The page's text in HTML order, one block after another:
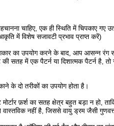
चाहिए, एक ही स्थिति में चिपकाए
में विशेष सजावटी प्रभाव प्राप्त करें)
का उपयोग करने के बाद, आप आसन्न
में एक पैटर्न या दिशात्मक पैटर्न है, तो
के दो तरीकों का उपयोग होता है।
फ़र्श का सतह क्षेत्र बहुत बड़ा न हो,
नहीं है, जिससे वायु ड्रम जैसी